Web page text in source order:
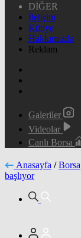
DİĞER
İletişim
Künye
Hakkımızda
Reklam
Galeriler
Videolar
Canlı Borsa
Anasayfa / Borsa
başlıyor